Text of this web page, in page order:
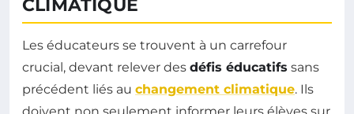
CLIMATIQUE
Les éducateurs se trouvent à un carrefour
crucial, devant relever des défis éducatifs sans
précédent liés au changement climatique. Ils